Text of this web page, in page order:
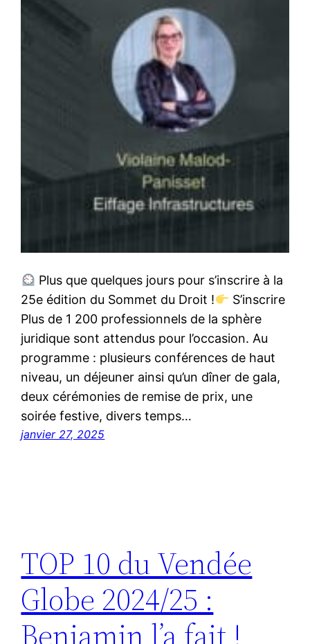
Plus que quelques jours pour s’inscrire à la
25e édition du Sommet du Droit !
S’inscrire
Plus de 1 200 professionnels de la sphère
juridique sont attendus pour l’occasion. Au
programme : plusieurs conférences de haut
niveau, un déjeuner ainsi qu’un dîner de gala,
deux cérémonies de remise de prix, une
soirée festive, divers temps…
janvier 27, 2025
TOP 10 du Vendée
Globe 2024/25 :